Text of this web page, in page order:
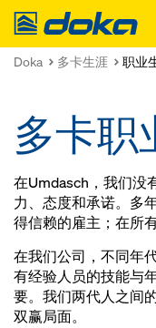
Doka
Doka 多卡生涯 职业
多卡职
在Umdasch，我们没
力、态度和承诺。多
得信赖的雇主；在所
在我们公司，不同年
有经验人员的技能与
要。我们两代人之间
双赢局面。